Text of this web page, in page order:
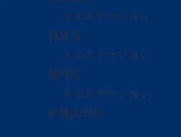
イエステーション
日立店
イエステーション
那珂店
イエステーション
常陸太田店